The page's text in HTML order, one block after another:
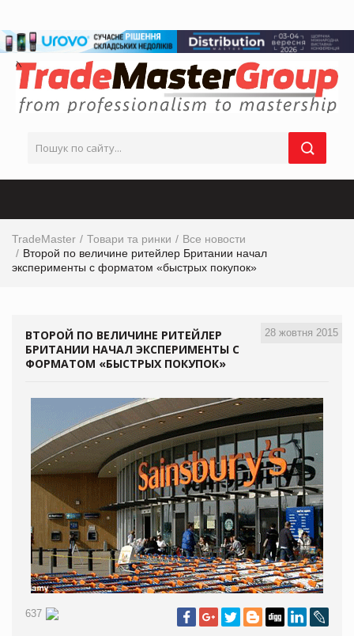
TradeMaster Товари та ринки
Все новости
Второй по величине ритейлер Британии начал
эксперименты с форматом «быстрых покупок»
28 жовтня 2015
ВТОРОЙ ПО ВЕЛИЧИНЕ РИТЕЙЛЕР
БРИТАНИИ НАЧАЛ ЭКСПЕРИМЕНТЫ С
ФОРМАТОМ «БЫСТРЫХ ПОКУПОК»
637